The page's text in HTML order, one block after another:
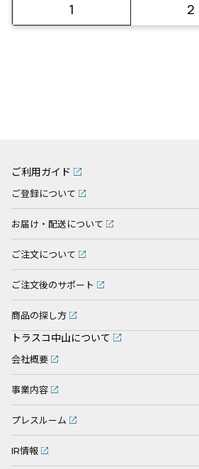
1 2
ご利用ガイド
ご登録について
お届け・配送について
ご注文について
ご注文後のサポート
商品の探し方
トラスコ中山について
会社概要
事業内容
プレスルーム
IR情報